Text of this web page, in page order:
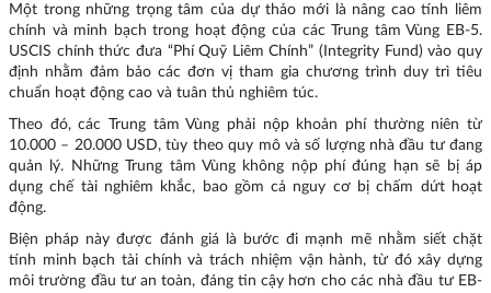
Một trong những trọng tâm của dự thảo mới là nâng cao tính liêm
chính và minh bạch trong hoạt động của các Trung tâm Vùng EB-5.
USCIS chính thức đưa “Phí Quỹ Liêm Chính” (Integrity Fund) vào quy
định nhằm đảm bảo các đơn vị tham gia chương trình duy trì tiêu
chuẩn hoạt động cao và tuân thủ nghiêm túc.
Theo đó, các Trung tâm Vùng phải nộp khoản phí thường niên từ
10.000 – 20.000 USD, tùy theo quy mô và số lượng nhà đầu tư đang
quản lý. Những Trung tâm Vùng không nộp phí đúng hạn sẽ bị áp
dụng chế tài nghiêm khắc, bao gồm cả nguy cơ bị chấm dứt hoạt
động.
Biện pháp này được đánh giá là bước đi mạnh mẽ nhằm siết chặt
tính minh bạch tài chính và trách nhiệm vận hành, từ đó xây dựng
môi trường đầu tư an toàn, đáng tin cậy hơn cho các nhà đầu tư EB-